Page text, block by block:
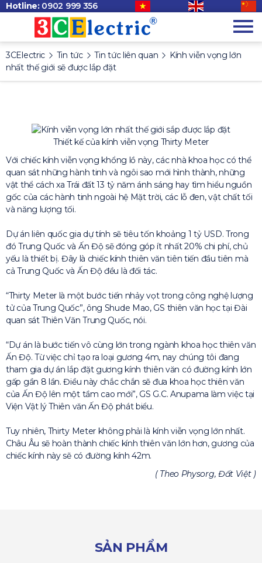
Hotline: 0902 999 356
3CElectric Tin tức Tin tức liên quan
Kính viễn vọng lớn
nhất thế giới sẽ được lắp đặt
Thiết kế của kính viễn vọng Thirty Meter
Với chiếc kính viễn vọng khổng lồ này, các nhà khoa học có thể
quan sát những hành tinh và ngôi sao mới hình thành, những
vật thể cách xa Trái đất 13 tỷ năm ánh sáng hay tìm hiểu nguồn
gốc của các hành tinh ngoài hệ Mặt trời, các lỗ đen, vật chất tối
và năng lượng tối.
Dự án liên quốc gia dự tính sẽ tiêu tốn khoảng 1 tỷ USD. Trong
đó Trung Quốc và Ấn Độ sẽ đóng góp ít nhất 20% chi phí, chủ
yếu là thiết bị. Đây là chiếc kính thiên văn tiên tiến đầu tiên mà
cả Trung Quốc và Ấn Độ đều là đối tác.
“Thirty Meter là một bước tiến nhảy vọt trong công nghệ lượng
tử của Trung Quốc”, ông Shude Mao, GS thiên văn học tại Đài
quan sát Thiên Văn Trung Quốc, nói.
“Dự án là bước tiến vô cùng lớn trong ngành khoa học thiên văn
Ấn Độ. Từ việc chỉ tạo ra loại gương 4m, nay chúng tôi đang
tham gia dự án lắp đặt gương kính thiên văn có đường kính lớn
gấp gần 8 lần. Điều này chắc chắn sẽ đưa khoa học thiên văn
của Ấn Độ lên một tầm cao mới”, GS G.C. Anupama làm việc tại
Viện Vật lý Thiên văn Ấn Độ phát biểu.
Tuy nhiên, Thirty Meter không phải là kính viễn vọng lớn nhất.
Châu Âu sẽ hoàn thành chiếc kính thiên văn lớn hơn, gương của
chiếc kính này sẽ có đường kính 42m.
( Theo Physorg, Đất Việt )
SẢN PHẨM